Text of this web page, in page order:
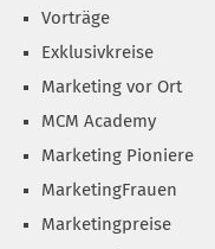
Vorträge
Exklusivkreise
Marketing vor Ort
MCM Academy
Marketing Pioniere
MarketingFrauen
Marketingpreise